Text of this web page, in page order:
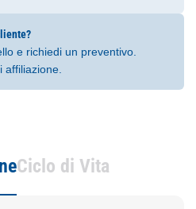
e richiedi un preventivo.
affiliazione.
Ciclo di Vita